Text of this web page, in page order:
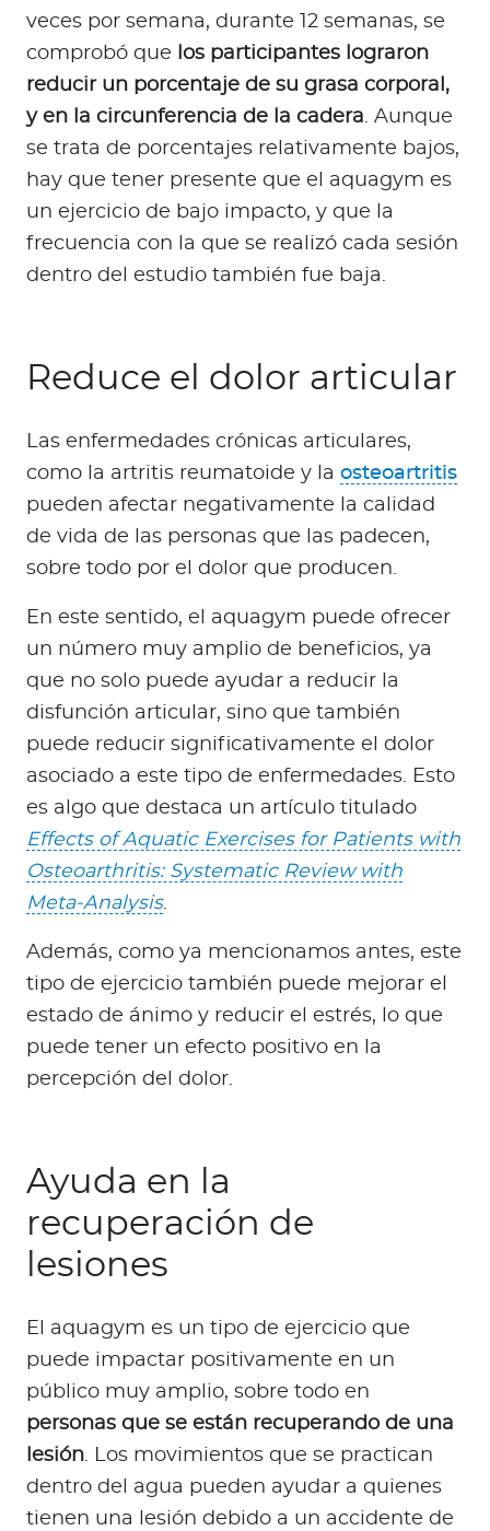
veces por semana, durante 12 semanas, se
comprobó que los participantes lograron
reducir un porcentaje de su grasa corporal,
y en la circunferencia de la cadera. Aunque
se trata de porcentajes relativamente bajos,
hay que tener presente que el aquagym es
un ejercicio de bajo impacto, y que la
frecuencia con la que se realizó cada sesión
dentro del estudio también fue baja.
Reduce el dolor articular
Las enfermedades crónicas articulares,
como la artritis reumatoide y la osteoartritis
pueden afectar negativamente la calidad
de vida de las personas que las padecen,
sobre todo por el dolor que producen.
En este sentido, el aquagym puede ofrecer
un número muy amplio de beneficios, ya
que no solo puede ayudar a reducir la
disfunción articular, sino que también
puede reducir significativamente el dolor
asociado a este tipo de enfermedades. Esto
es algo que destaca un artículo titulado
Effects of Aquatic Exercises for Patients with
Osteoarthritis: Systematic Review with
Meta-Analysis.
Además, como ya mencionamos antes, este
tipo de ejercicio también puede mejorar el
estado de ánimo y reducir el estrés, lo que
puede tener un efecto positivo en la
percepción del dolor.
Ayuda en la
recuperación de
lesiones
El aquagym es un tipo de ejercicio que
puede impactar positivamente en un
público muy amplio, sobre todo en
personas que se están recuperando de una
lesión. Los movimientos que se practican
dentro del agua pueden ayudar a quienes
tienen una lesión debido a un accidente de